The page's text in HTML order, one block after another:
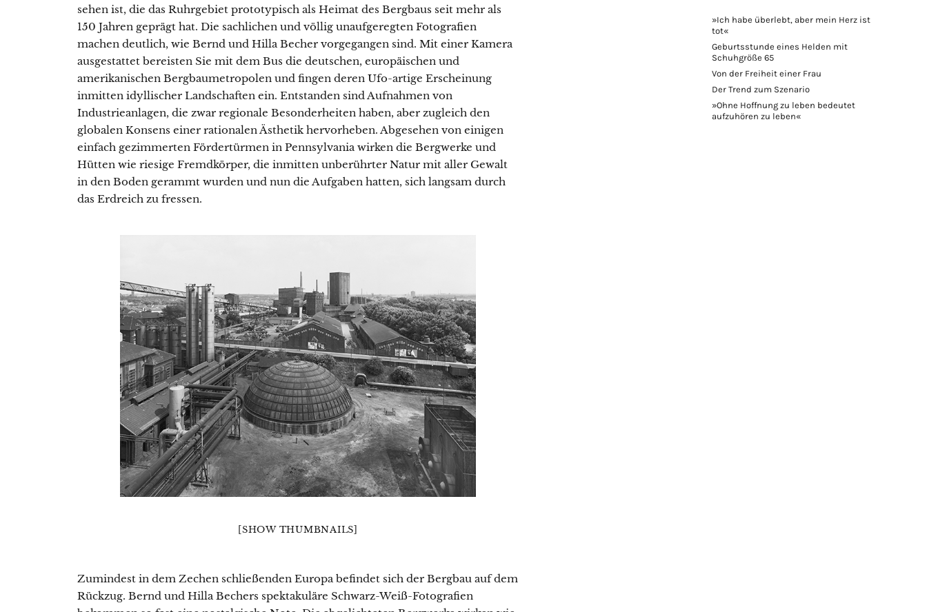
sehen ist, die das Ruhrgebiet prototypisch als Heimat des Bergbaus seit mehr als
150 Jahren geprägt hat. Die sachlichen und völlig unaufgeregten Fotografien
machen deutlich, wie Bernd und Hilla Becher vorgegangen sind. Mit einer Kamera
ausgestattet bereisten Sie mit dem Bus die deutschen, europäischen und
amerikanischen Bergbaumetropolen und fingen deren Ufo-artige Erscheinung
inmitten idyllischer Landschaften ein. Entstanden sind Aufnahmen von
Industrieanlagen, die zwar regionale Besonderheiten haben, aber zugleich den
globalen Konsens einer rationalen Ästhetik hervorheben. Abgesehen von einigen
einfach gezimmerten Fördertürmen in Pennsylvania wirken die Bergwerke und
Hütten wie riesige Fremdkörper, die inmitten unberührter Natur mit aller Gewalt
in den Boden gerammt wurden und nun die Aufgaben hatten, sich langsam durch
das Erdreich zu fressen.
[SHOW THUMBNAILS]
Zumindest in dem Zechen schließenden Europa befindet sich der Bergbau auf dem
Rückzug. Bernd und Hilla Bechers spektakuläre Schwarz-Weiß-Fotografien
»Ich habe überlebt, aber mein Herz ist
tot«
Geburtsstunde eines Helden mit
Schuhgröße 65
Von der Freiheit einer Frau
Der Trend zum Szenario
»Ohne Hoffnung zu leben bedeutet
aufzuhören zu leben«